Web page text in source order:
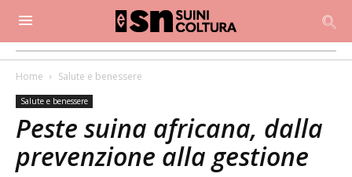
Home Salute e benessere
Salute e benessere
Peste suina africana, dalla
prevenzione alla gestione